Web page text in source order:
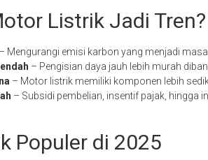
Listrik Jadi Tren?
– Mengurangi emisi karbon yang menjadi
– Pengisian daya jauh lebih murah
– Motor listrik memiliki komponen lebih
– Subsidi pembelian, insentif pajak, hingga
Populer di 2025